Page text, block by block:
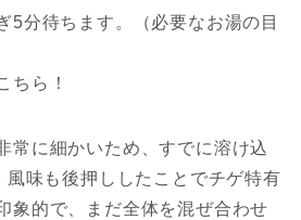
5分待ちます。（必要なお湯の目
ちら！
常に細かいため、すでに溶け込
風味も後押ししたことでチゲ特有
象的で、まだ全体を混ぜ合わせ